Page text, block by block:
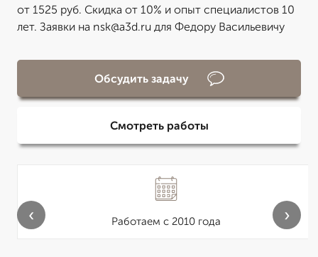
от 1525 руб. Скидка от 10% и опыт специалистов 10
лет. Заявки на nsk@a3d.ru для Федору Васильевичу
Обсудить задачу
Смотреть работы
Работаем с 2010 года
‹ ›